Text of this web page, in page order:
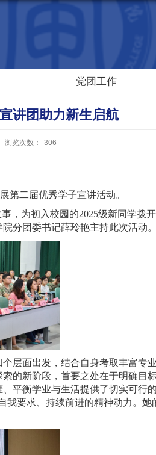
党团工作
讲团助力新生启航
浏览次数： 306
第二届优秀学子宣讲活动。
，为初入校园的2025级新同学拨
分团委书记薛玲艳主持此次活动。
层面出发，结合自身考取丰富专
的新阶段，首要之处在于明确目
平衡学业与生活提供了切实可行
要求、持续前进的精神动力。